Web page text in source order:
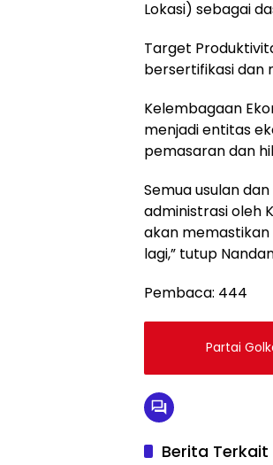
Lokasi) sebagai
Target
bersertifikasi dan
Kelembagaan
menjadi entitas
pemasaran dan
Semua usulan
administrasi oleh
akan memastikan
lagi,” tutup
Pembaca: 444
Partai
Berita Terkait